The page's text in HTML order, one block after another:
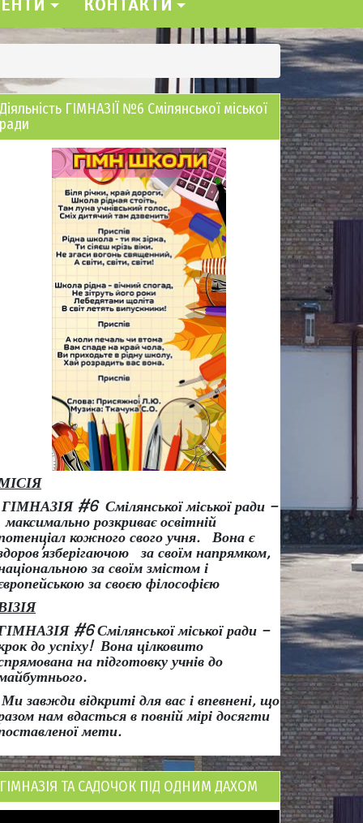
КОНТАКТИ
Діяльність ГІМНАЗІЇ №6 Смілянської міської
ради
ГІМНАЗІЯ #6 Смілянської міської ради –
розкриває освітній
кожного свого учня.
Вона є
’язберігаючою за своїм напрямком,
за своїм змістом і
за своєю філософією
#6 Смілянської міської ради –
до успіху! Вона цілковито
на підготовку учнів до
Ми завжди відкриті для вас і впевнені, що
нам вдасться в повній мірі досягти
мети.
ГІМНАЗІЯ ТА САДОЧОК ПІД ОДНИМ ДАХОМ